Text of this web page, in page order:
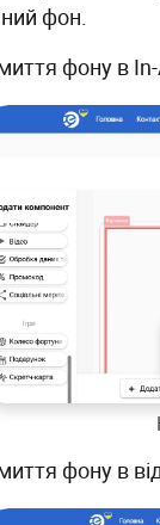
фон.
фону в
фону в